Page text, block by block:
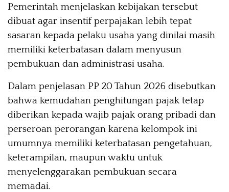
Pemerintah menjelaskan kebijakan tersebut
dibuat agar insentif perpajakan lebih tepat
sasaran kepada pelaku usaha yang dinilai masih
memiliki keterbatasan dalam menyusun
pembukuan dan administrasi usaha.
Dalam penjelasan PP 20 Tahun 2026 disebutkan
bahwa kemudahan penghitungan pajak tetap
diberikan kepada wajib pajak orang pribadi dan
perseroan perorangan karena kelompok ini
umumnya memiliki keterbatasan pengetahuan,
keterampilan, maupun waktu untuk
menyelenggarakan pembukuan secara
memadai.